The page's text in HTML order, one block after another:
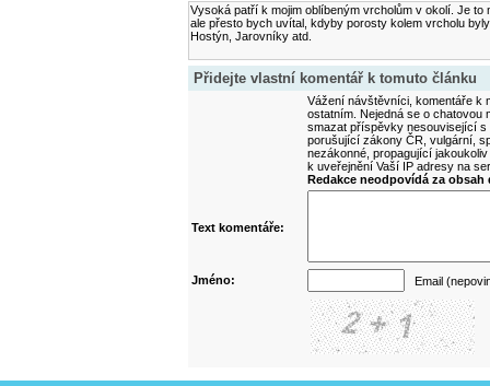
Vysoká patří k mojim oblíbeným vrcholům v okolí. Je
ale přesto bych uvítal, kdyby porosty kolem vrcholu
Hostýn, Jarovníky atd.
Přidejte vlastní komentář k tomuto článku
Vážení návštěvníci, komentáře k
ostatním. Nejedná se o
smazat příspěvky nesouvisející
porušující zákony ČR, vulgární,
nezákonné, propagující
k uveřejnění Vaší IP adresy na
Redakce neodpovídá za
Text komentáře:
Jméno: Email